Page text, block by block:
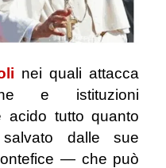
nei quali attacca
e istituzioni
acido tutto quanto
dalle sue
― che può